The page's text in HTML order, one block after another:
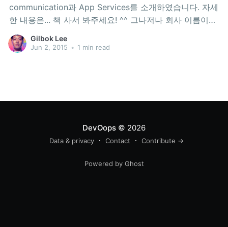
communication과 App Services를 소개하였습니다. 자세
한 내용은... 책 사서 봐주세요! ^^ 그나저나 회사 이름이
[바이트코드랩]이라고 잘못 나가서 안타까움을 금치 못하
고 있습니다.
Gilbok Lee
Jun 2, 2015 • 1 min read
DevOops© 2026
Data & privacy Contact Contribute →
Powered by Ghost